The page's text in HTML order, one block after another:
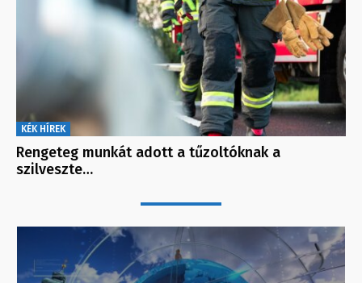
KÉK HÍREK
Rengeteg munkát adott a tűzoltóknak a
szilveszte…